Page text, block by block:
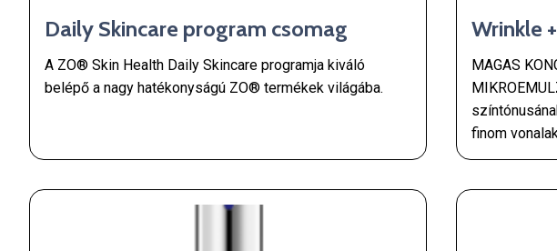
Daily Skincare program csomag
A ZO® Skin Health Daily Skincare programja kiváló
belépő a nagy hatékonyságú ZO® termékek világába.
Wrinkle
MAGAS
finom